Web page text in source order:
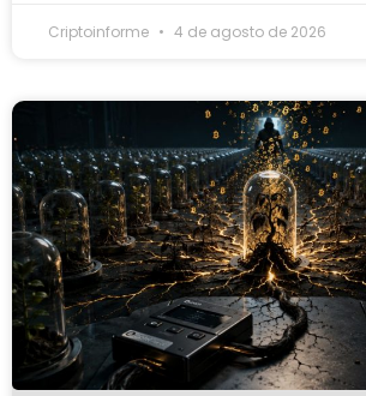
Criptoinforme 4 de agosto de 2026